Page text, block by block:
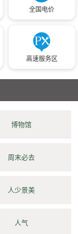
全国电价
高速服务区
博物馆
周末必去
人少景美
人气